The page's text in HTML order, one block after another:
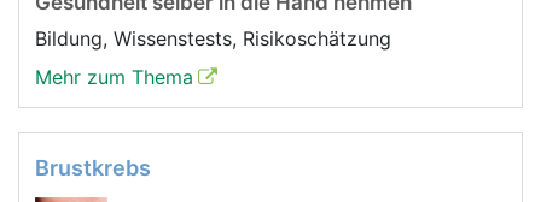
Bildung, Wissenstests, Risikoschätzung
Mehr zum Thema
Brustkrebs